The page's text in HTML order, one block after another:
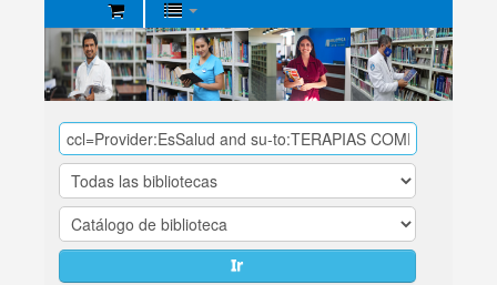
Biblioteca
Central
EsSalud
Ir